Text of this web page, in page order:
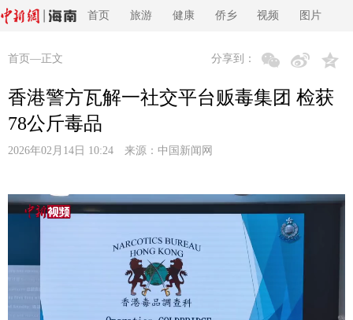
首页 旅游 健康 侨乡 视频 图片
首页 —正文 分享到：
香港警方瓦解一社交平台贩毒集团 检获
78公斤毒品
2026年02月14日 10:24 来源： 中国新闻网